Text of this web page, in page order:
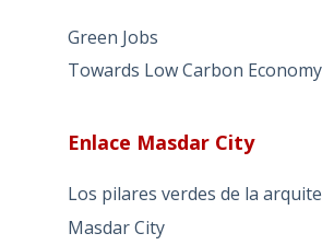
Green Jobs
Towards Low Carbon Economy
Enlace Masdar City
Los pilares verdes de la
Masdar City